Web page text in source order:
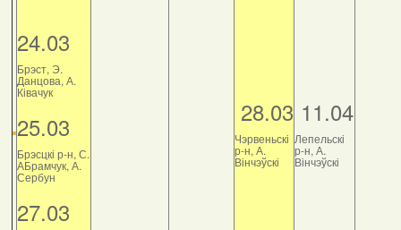
24.03
Брэст, Э.
Данцова, А.
Ківачук
25.03
Брэсцкі р-н, С.
АБрамчук, А.
Сербун
27.03
28.03
Чэрвеньскі
р-н, А.
Вінчэўскі
11.04
Лепельскі
р-н, А.
Вінчэўскі